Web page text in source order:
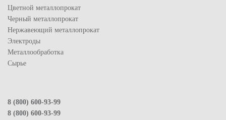
Цветной металлопрокат
Черный металлопрокат
Нержавеющий металлопрокат
Электроды
Металлообработка
Сырье
8 (800) 600-93-99
8 (800) 600-93-99